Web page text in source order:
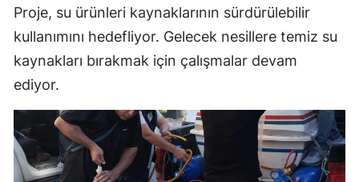
Proje, su ürünleri kaynaklarının sürdürülebilir
kullanımını hedefliyor. Gelecek nesillere temiz su
kaynakları bırakmak için çalışmalar devam
ediyor.